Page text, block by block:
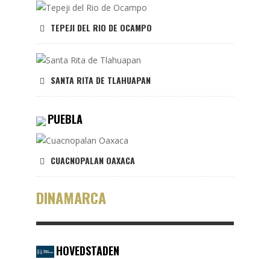
TEPEJI DEL RIO DE OCAMPO
SANTA RITA DE TLAHUAPAN
PUEBLA
CUACNOPALAN OAXACA
DINAMARCA
HOVEDSTADEN